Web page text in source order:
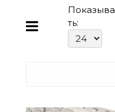
Показыва
ть: